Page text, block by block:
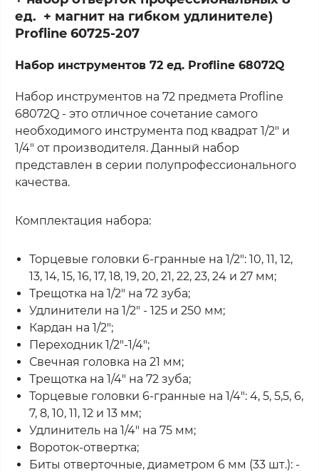
ед. + магнит на гибком удлинителе)
Profline 60725-207
Набор инструментов 72 ед. Profline 68072Q
Набор инструментов на 72 предмета Profline
68072Q - это отличное сочетание самого
необходимого инструмента под квадрат 1/2" и
1/4" от производителя. Данный набор
представлен в серии полупрофессионального
качества.
Комплектация набора:
Торцевые головки 6-гранные на 1/2": 10, 11, 12,
13, 14, 15, 16, 17, 18, 19, 20, 21, 22, 23, 24 и 27 мм;
Трещотка на 1/2" на 72 зуба;
Удлинители на 1/2" - 125 и 250 мм;
Кардан на 1/2";
Переходник 1/2"-1/4";
Свечная головка на 21 мм;
Трещотка на 1/4" на 72 зуба;
Торцевые головки 6-гранные на 1/4": 4, 5, 5,5, 6,
7, 8, 10, 11, 12 и 13 мм;
Удлинитель на 1/4" на 75 мм;
Вороток-отвертка;
Биты отверточные, диаметром 6 мм (33 шт.): -